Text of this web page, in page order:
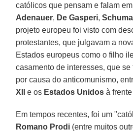
católicos que pensam e falam
Adenauer, De Gasperi,
projeto europeu foi visto com
protestantes, que julgavam a
Estados europeus como o filho
casamento de interesses, que
por causa do anticomunismo,
XII
e os Estados Unidos à
Em tempos recentes, foi um
Romano Prodi (entre muitos